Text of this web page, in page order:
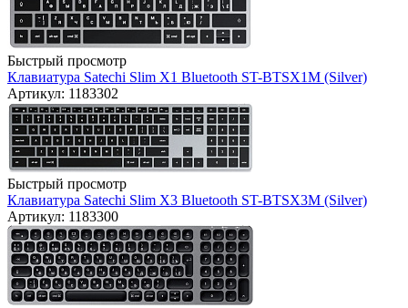
Быстрый просмотр
Клавиатура Satechi Slim X1 Bluetooth ST-BTSX1M (Silver)
Артикул: 1183302
Быстрый просмотр
Клавиатура Satechi Slim X3 Bluetooth ST-BTSX3M (Silver)
Артикул: 1183300